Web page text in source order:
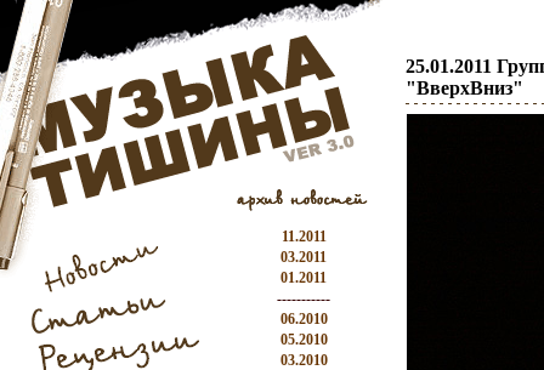
11.2011
03.2011
01.2011
-----------
06.2010
05.2010
03.2010
25.01.2011
"ВверхВниз"